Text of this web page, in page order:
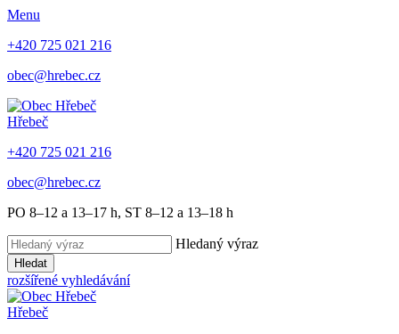
Menu
+420 725 021 216
obec@hrebec.cz
Hřebeč
+420 725 021 216
obec@hrebec.cz
PO 8–12 a 13–17 h, ST 8–12 a 13–18 h
Hledaný výraz
Hledat
rozšířené vyhledávání
Hřebeč